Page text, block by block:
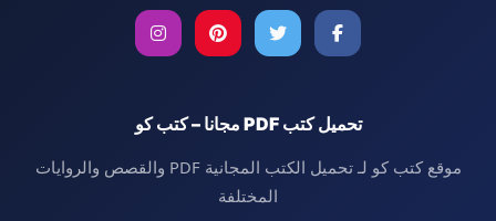
تحميل كتب PDF مجانا – كتب كو
موقع كتب كو لـ تحميل الكتب المجانية PDF والقصص والروايات
المختلفة